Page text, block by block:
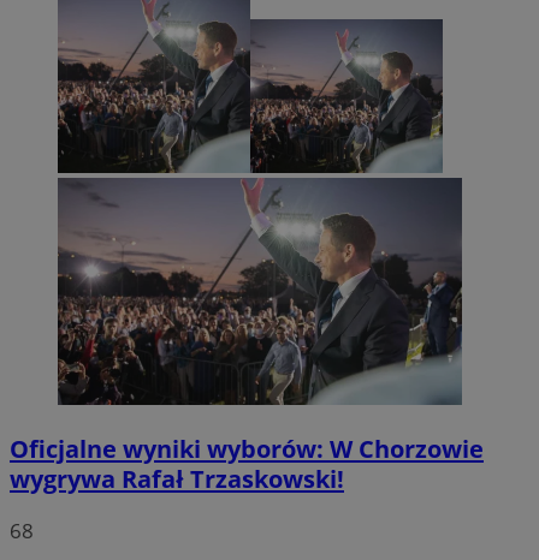
Oficjalne wyniki wyborów: W Chorzowie
wygrywa Rafał Trzaskowski!
68